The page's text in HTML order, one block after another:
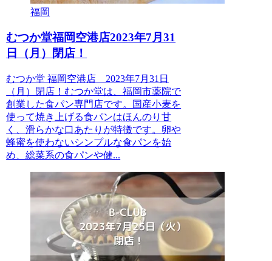
福岡
むつか堂福岡空港店2023年7月31
日（月）閉店！
むつか堂 福岡空港店 2023年7月31日
（月）閉店！むつか堂は、福岡市薬院で
創業した食パン専門店です。国産小麦を
使って焼き上げる食パンはほんのり甘
く、滑らかな口あたりが特徴です。卵や
蜂蜜を使わないシンプルな食パンを始
め、総菜系の食パンや健...